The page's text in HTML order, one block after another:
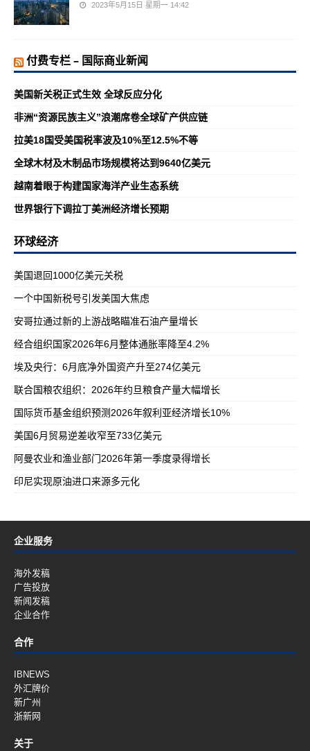
2023年5月15日 星期一 14:42
付费专栏 – 国际商业新闻
美国新关税正式生效 全球反应分化
非洲“资源民族主义”浪潮席卷全球矿产供应链
拉美18国受美国税率波及10%至12.5%不等
全球木材及木制品市场规模将达到9640亿美元
越南着眼于构建国家海洋产业生态系统
世界银行下调拉丁美洲经济增长预期
环球经济
美国退回1000亿美元关税
一个中国新税号引发美国大焦虑
安哥拉通过新的上游战略瞄准石油产量增长
经合组织国家2026年6月整体通胀率降至4.2%
埃及央行：6月底净外国资产升至274亿美元
联合国粮农组织：2026年约旦粮食产量大幅增长
国际货币基金组织预测2026年叙利亚经济增长10%
美国6月贸易逆差收窄至733亿美元
阿曼农业和渔业部门2026年第一季度录得增长
印尼实现原油进口来源多元化
企业服务
海外发稿
广告投放
新闻发稿
企业合作
合作
IBNEWS
外汇牌价
新广州
浙新网
关于